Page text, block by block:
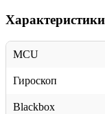
MCU
Гироскоп
Blackbox